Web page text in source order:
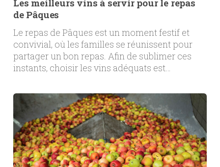
Les meilleurs vins à servir pour le repas
de Pâques
Le repas de Pâques est un moment festif et
convivial, où les familles se réunissent pour
partager un bon repas. Afin de sublimer ces
instants, choisir les vins adéquats est…